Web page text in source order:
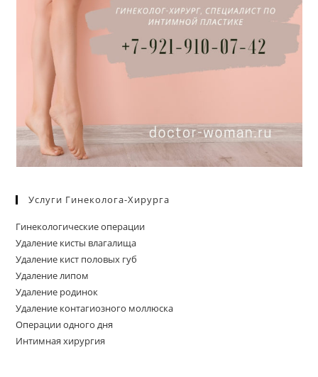
Услуги Гинеколога-Хирурга
Гинекологические операции
Удаление кисты влагалища
Удаление кист половых губ
Удаление липом
Удаление родинок
Удаление контагиозного моллюска
Операции одного дня
Интимная хирургия